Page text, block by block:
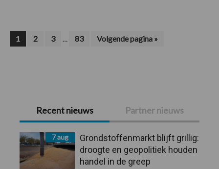
Pagina
1 Pagina
2 Pagina
3
Interim
… Pagina
83
Ga
naar
Volgende pagina »
Primaire
Sidebar
Recent nieuws Partner nieuws
7 aug
Grondstoffenmarkt blijft grillig:
droogte en geopolitiek houden
handel in de greep